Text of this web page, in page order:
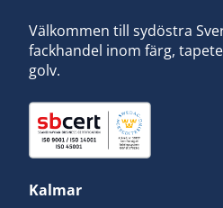
Välkommen till sydöstra
fackhandel inom färg,
golv.
Kalmar